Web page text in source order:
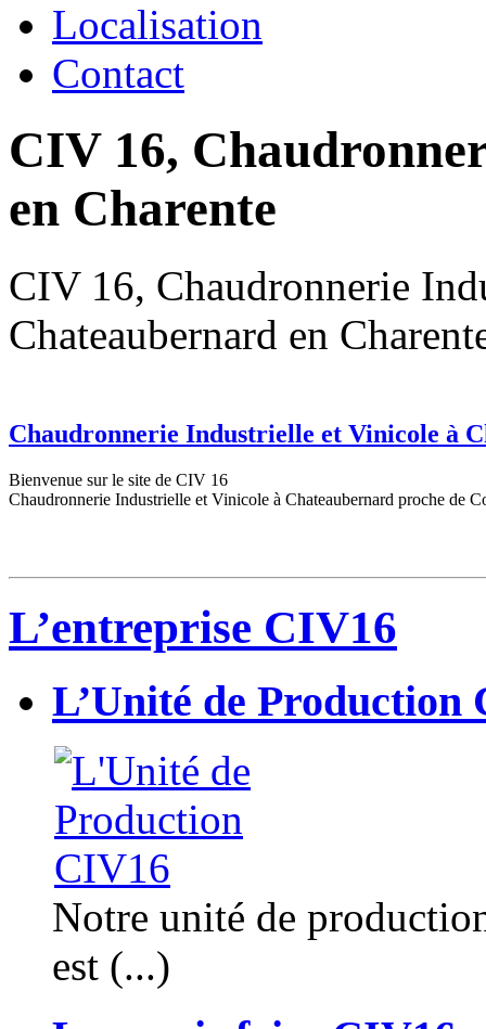
Localisation
Contact
CIV 16,
en Charente
CIV 16, Chaudronnerie
Chateaubernard en
Chaudronnerie Industrielle et Vinicole à
Bienvenue sur le site de CIV 16
Chaudronnerie Industrielle et Vinicole à Chateaubernard proche de
L’entreprise CIV16
L’Unité de Production
Notre unité de
est (...)